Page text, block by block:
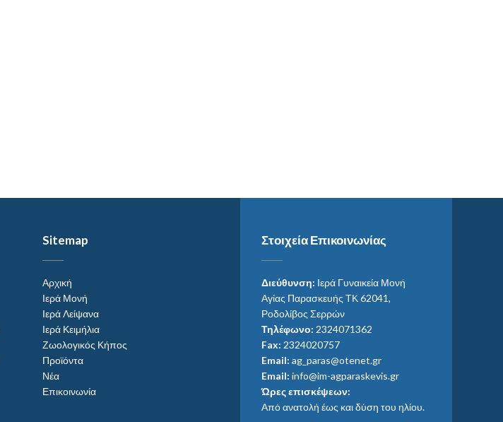
Sitemap
Αρχική
Ιερά Μονή
Ιερά Λείψανα
Ιερά Κειμήλια
Ζωολογικός Κήπος
Προϊόντα
Νέα
Επικοινωνία
Στοιχεία Επικοινωνίας
Διεύθυνση: Ιερά Γυναικεία Μονή
Αγίας Παρασκευής ΤΚ 62041,
Ροδολίβος Σερρών
Τηλέφωνο: 2324071362
Fax: 2324020757
Email: ag_paras@otenet.gr
Email: info@im-agparaskevis.gr
Ώρες επισκέψεων:
Από ανατολή έως και δύση του ηλίου.